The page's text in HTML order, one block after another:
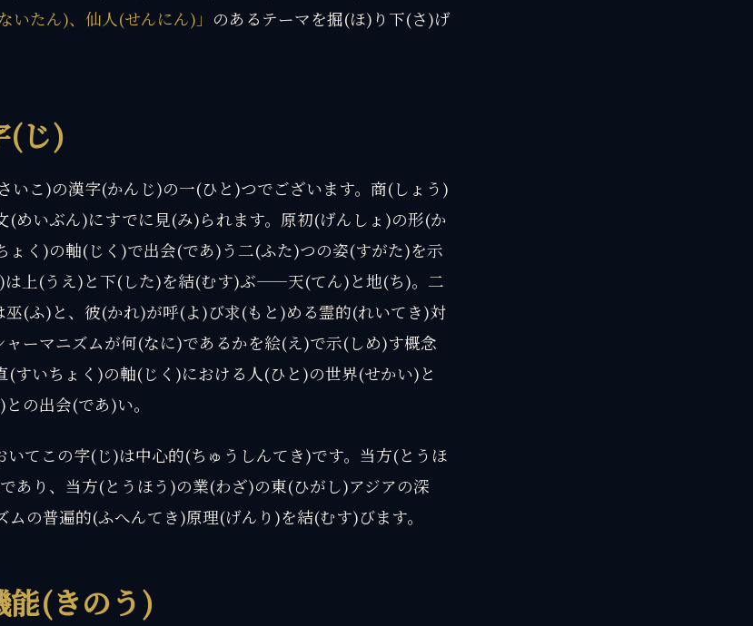
いたん)、仙人(せんにん)」 のあるテーマを掘(ほ)り下(さ)げ
(じ)
いこ)の漢字(かんじ)の一(ひと)つでございます。商(しょう)
(めいぶん)にすでに見(み)られます。原初(げんしょ)の形(か
ょく)の軸(じく)で出会(であ)う二(ふた)つの姿(すがた)を示
は上(うえ)と下(した)を結(むす)ぶ——天(てん)と地(ち)。二
(ふ)と、彼(かれ)が呼(よ)び求(もと)める霊的(れいてき)対
ーマニズムが何(なに)であるかを絵(え)で示(しめ)す概念
いちょく)の軸(じく)における人(ひと)の世界(せかい)と
の出会(であ)い。
てこの字(じ)は中心的(ちゅうしんてき)です。当方(とうほ
あり、当方(とうほう)の業(わざ)の東(ひがし)アジアの深
ムの普遍的(ふへんてき)原理(げんり)を結(むす)びます。
能(きのう)